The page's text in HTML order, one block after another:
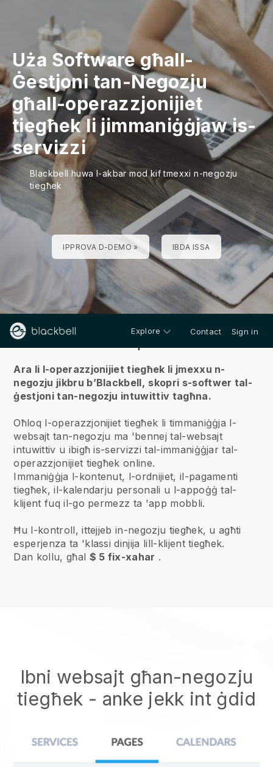
Uża Software għall-
Ġestjoni tan-Negozju
għall-operazzjonijiet
tiegħek li jimmaniġġjaw is-
servizzi
Blackbell huwa l-akbar mod kif tmexxi n-negozju
tiegħek
IPPROVA D-DEMO » IBDA ISSA
Explore Contact Sign in
Ara li l-operazzjonijiet tiegħek li jmexxu n-
negozju jikbru b’Blackbell, skopri s-softwer tal-
ġestjoni tan-negozju intuwittiv tagħna.
Oħloq l-operazzjonijiet tiegħek li timmaniġġja l-
websajt tan-negozju ma 'bennej tal-websajt
intuwittiv u ibigħ is-servizzi tal-immaniġġjar tal-
operazzjonijiet tiegħek online.
Immaniġġja l-kontenut, l-ordnijiet, il-pagamenti
tiegħek, il-kalendarju personali u l-appoġġ tal-
klijent fuq il-go permezz ta 'app mobbli.
Ħu l-kontroll, ittejjeb in-negozju tiegħek, u agħti
esperjenza ta 'klassi dinjija lill-klijent tiegħek.
Dan kollu, għal $ 5 fix-xahar .
Ibni websajt għan-negozju
tiegħek - anke jekk int ġdid